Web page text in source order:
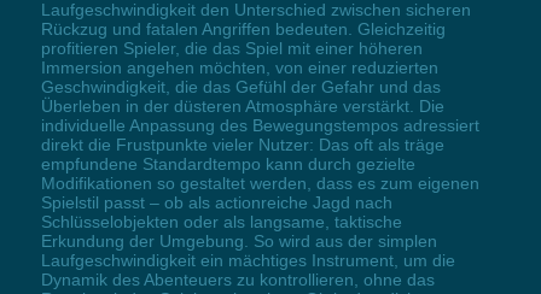
Laufgeschwindigkeit den Unterschied zwischen sicheren
Rückzug und fatalen Angriffen bedeuten. Gleichzeitig
profitieren Spieler, die das Spiel mit einer höheren
Immersion angehen möchten, von einer reduzierten
Geschwindigkeit, die das Gefühl der Gefahr und das
Überleben in der düsteren Atmosphäre verstärkt. Die
individuelle Anpassung des Bewegungstempos adressiert
direkt die Frustpunkte vieler Nutzer: Das oft als träge
empfundene Standardtempo kann durch gezielte
Modifikationen so gestaltet werden, dass es zum eigenen
Spielstil passt – ob als actionreiche Jagd nach
Schlüsselobjekten oder als langsame, taktische
Erkundung der Umgebung. So wird aus der simplen
Laufgeschwindigkeit ein mächtiges Instrument, um die
Dynamik des Abenteuers zu kontrollieren, ohne das